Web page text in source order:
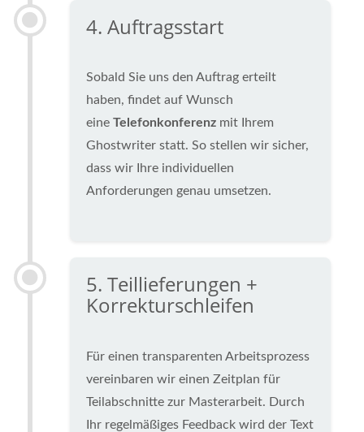
4. Auftragsstart
Sobald Sie uns den Auftrag erteilt
haben, findet auf Wunsch
eine Telefonkonferenz mit Ihrem
Ghostwriter statt. So stellen wir sicher,
dass wir Ihre individuellen
Anforderungen genau umsetzen.
5. Teillieferungen +
Korrekturschleifen
Für einen transparenten Arbeitsprozess
vereinbaren wir einen Zeitplan für
Teilabschnitte zur Masterarbeit. Durch
Ihr regelmäßiges Feedback wird der Text